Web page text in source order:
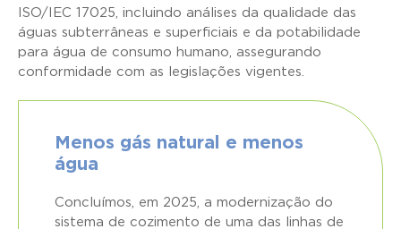
ISO/IEC 17025, incluindo análises da qualidade das
águas subterrâneas e superficiais e da potabilidade
para água de consumo humano, assegurando
conformidade com as legislações vigentes.
Menos gás natural e menos
água
Concluímos, em 2025, a modernização do
sistema de cozimento de uma das linhas de